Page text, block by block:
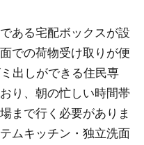
ある宅配ボックスが設
での荷物受け取りが便
出しができる住民専
り、朝の忙しい時間帯
まで行く必要がありま
ムキッチン・独立洗面